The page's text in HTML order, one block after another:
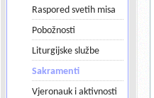
Raspored svetih misa
Pobožnosti
Liturgijske službe
Sakramenti
Vjeronauk i aktivnosti